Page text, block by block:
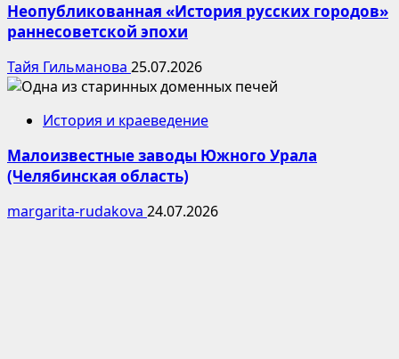
Неопубликованная «История русских городов»
раннесоветской эпохи
Тайя Гильманова 25.07.2026
История и краеведение
Малоизвестные заводы Южного Урала
(Челябинская область)
margarita-rudakova 24.07.2026